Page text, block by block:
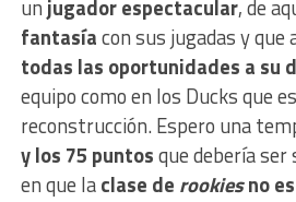
unjugador espectacular, de
fantasíacon sus jugadas y que
todas las oportunidades a su
equipo como en los Ducks que
reconstrucción. Espero una
y los 75 puntosque debería
en que laclase de rookiesno